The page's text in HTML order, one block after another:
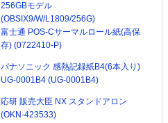
256GBモデル
(OBSIX9/W/L1809/256G)
富士通 POS-Cサーマルロール紙(高保
存) (0722410-P)
パナソニック 感熱記録紙B4(6本入り)
UG-0001B4 (UG-0001B4)
応研 販売大臣 NX スタンドアロン
(OKN-423533)